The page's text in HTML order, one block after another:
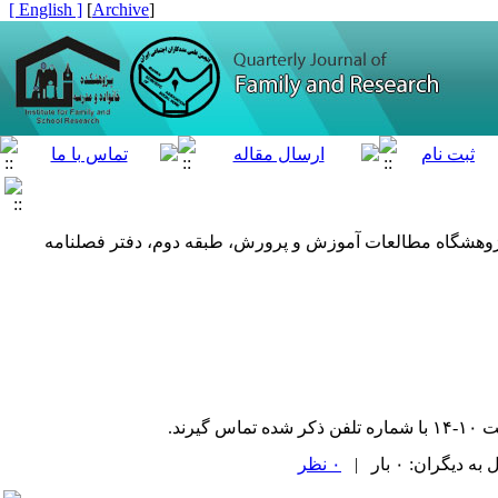
[
Archive
]
[ English ]
خیابان ایرانشهر شمالی، کوچه خسرو (شهید دهقانی نیا) پلاک ۶- ساختمان پژوهشگاه مطالعات آموزش و پرورش، طبقه دوم، دفتر فصلنامه
۰ بار |
۰ نظر